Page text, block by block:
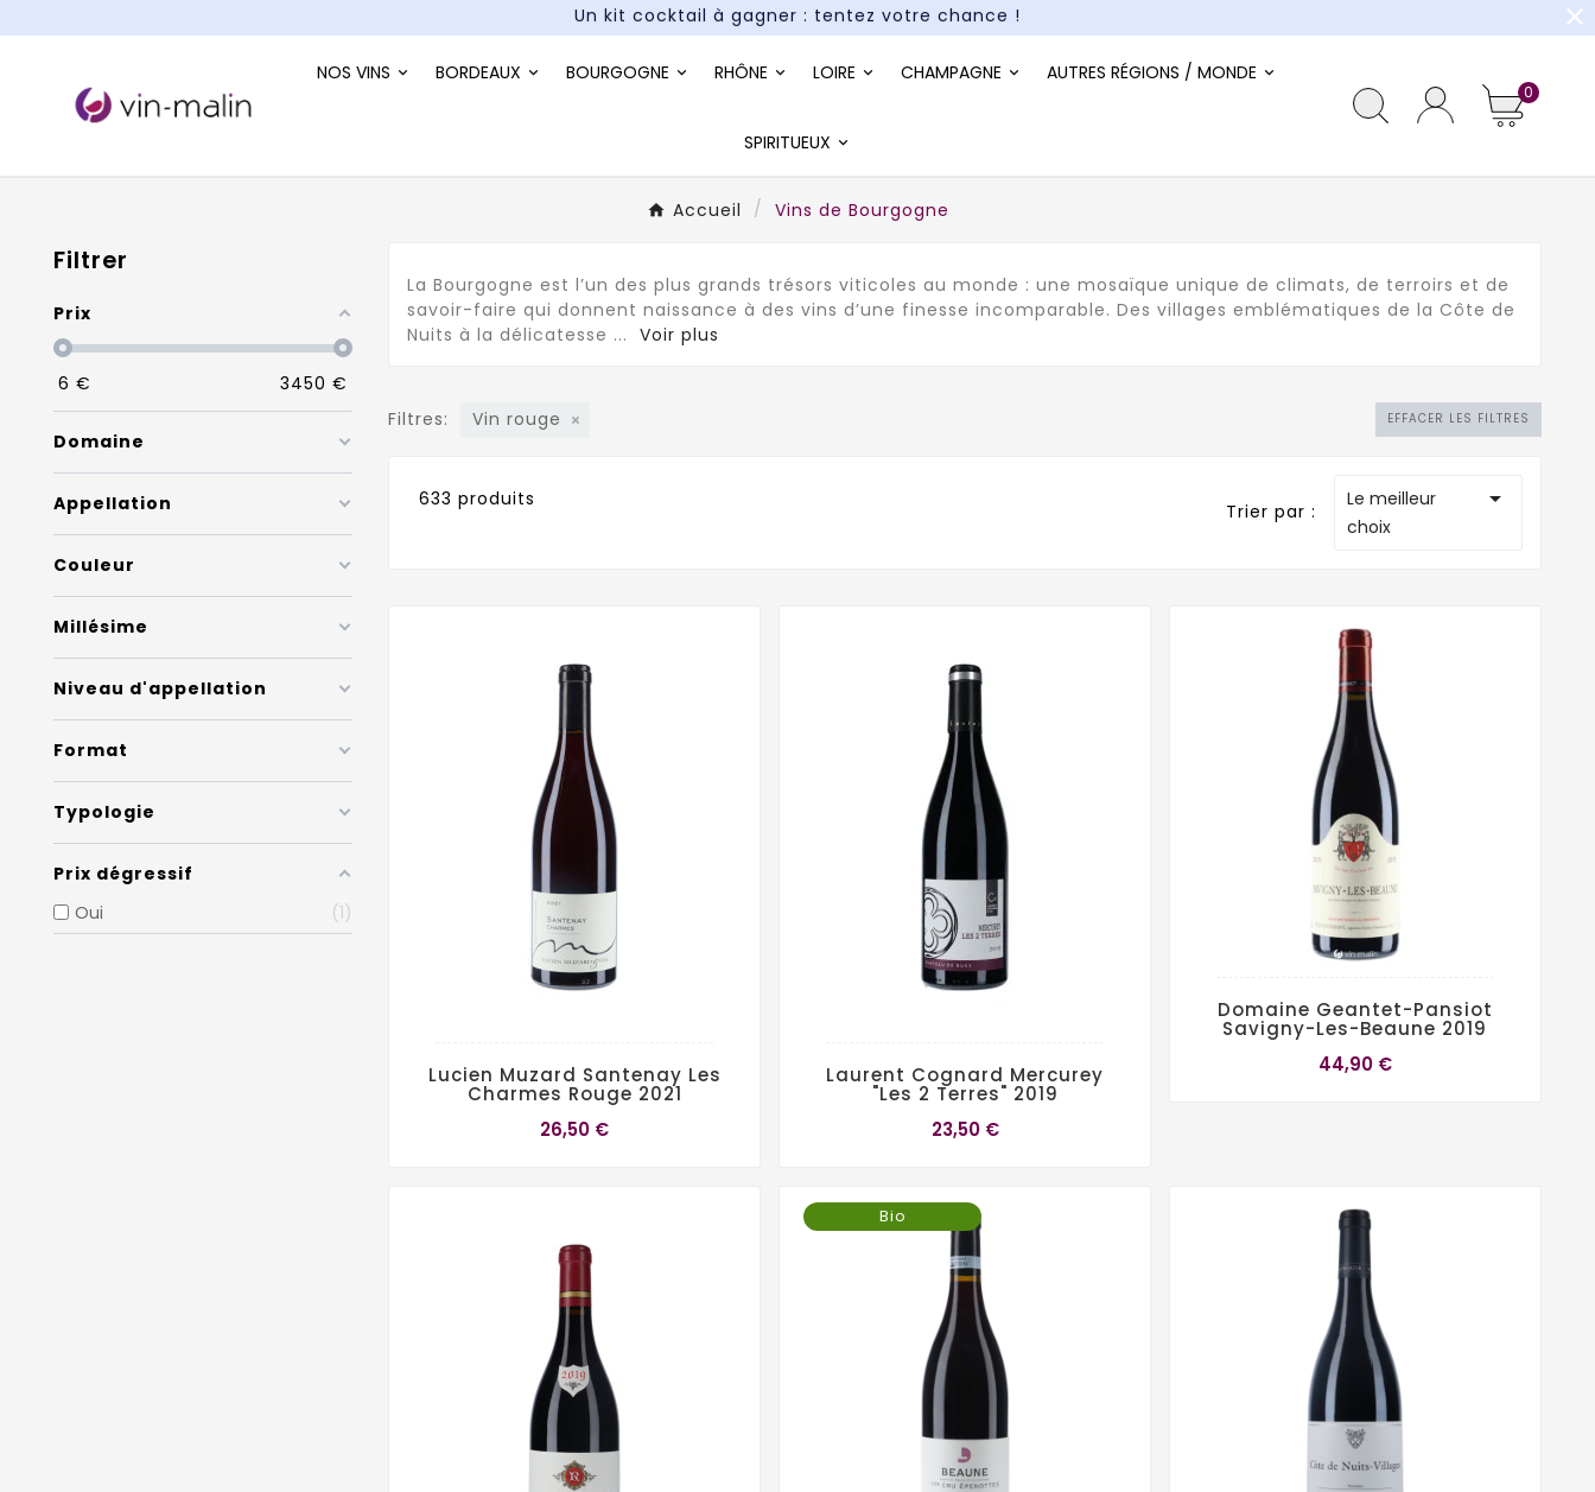
Paiement en 3X et 4X sans frais*
close
NOS VINS BORDEAUX BOURGOGNE RHÔNE LOIRE CHAMPAGNE AUTRES RÉGIONS / MONDE
SPIRITUEUX
0
Accueil Vins de Bourgogne
Filtrer
Prix
6 € 3450 €
Domaine
Appellation
Couleur
Millésime
Niveau d'appellation
Format
Typologie
Prix dégressif
Oui
1
La Bourgogne est l’un des plus grands trésors viticoles au monde : une mosaïque unique de climats, de terroirs et de
savoir-faire qui donnent naissance à des vins d’une finesse incomparable. Des villages emblématiques de la Côte de
Nuits à la délicatesse ...Voir plus
Filtres: EFFACER LES FILTRES
Vin rouge
633 produits
Trier par :
Le meilleur
choix

Lucien Muzard Santenay Les
Charmes Rouge 2021
26,50 €
Laurent Cognard Mercurey
"Les 2 Terres" 2019
23,50 €
Domaine Geantet-Pansiot
Savigny-Les-Beaune 2019
44,90 €
Bio